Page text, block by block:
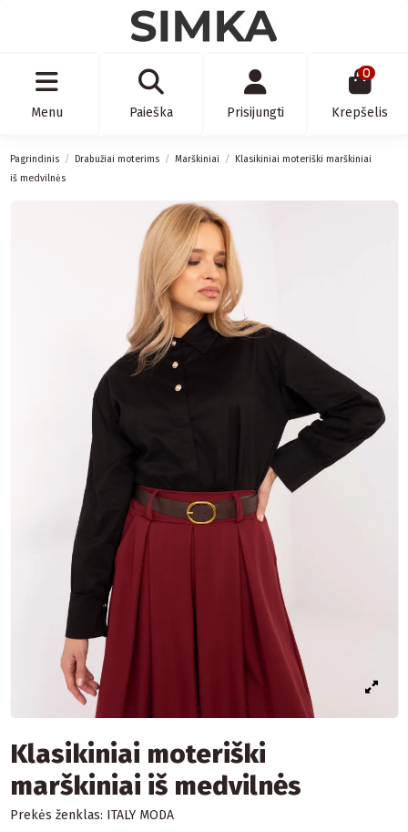
Menu Paieška Prisijungti
0
Krepšelis
Pagrindinis Drabužiai moterims Marškiniai
Klasikiniai moteriški marškiniai
iš medvilnės
Klasikiniai moteriški
marškiniai iš medvilnės
Prekės ženklas: ITALY MODA